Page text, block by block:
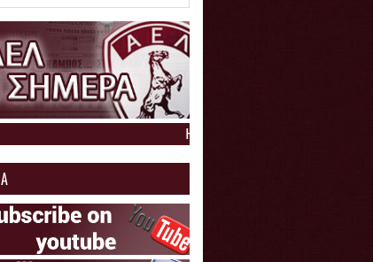
Η ΑΕΛ σαν σήμερα :